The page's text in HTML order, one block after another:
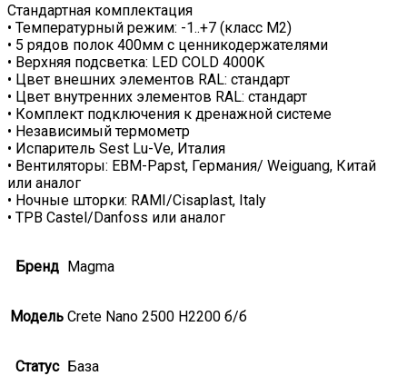
Стандартная комплектация
• Температурный режим: -1..+7 (класс М2)
• 5 рядов полок 400мм с ценникодержателями
• Верхняя подсветка: LED COLD 4000K
• Цвет внешних элементов RAL: стандарт
• Цвет внутренних элементов RAL: стандарт
• Комплект подключения к дренажной системе
• Независимый термометр
• Испаритель Sest Lu-Ve, Италия
• Вентиляторы: EBM-Papst, Германия/ Weiguang, Китай
или аналог
• Ночные шторки: RAMI/Cisaplast, Italy
• ТРВ Castel/Danfoss или аналог
Бренд Magma
Модель Crete Nano 2500 H2200 б/б
Статус База